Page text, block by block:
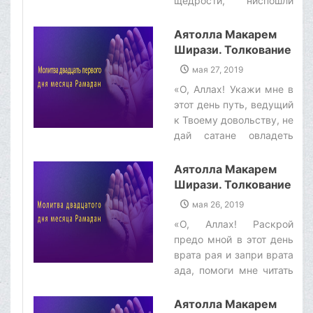
благословение, помоги
мне совершить то, что
вызывает Твое
довольство, введи меня
в рай, о, Исполняющий
просьбы находящихся в
безвыходном
положении!»‌
Аятолла Макарем
Ширази. Толкование
молитвы двадцать
Рамадан
мая 27, 2019
«O, Аллах! Укажи мне в
этот день путь, ведущий
к Твоему довольству, не
дай сатане овладеть
обителью рай, о,
Исполняющий мольбы
просящих!»‌
Аятолла Макарем
Ширази. Толкование
молитвы
месяца Рамадан.
мая 26, 2019
«О, Аллах! Раскрой
предо мной в этот день
врата рая и запри врата
ада, помоги мне читать
покой в сердца
Аятолла Макарем